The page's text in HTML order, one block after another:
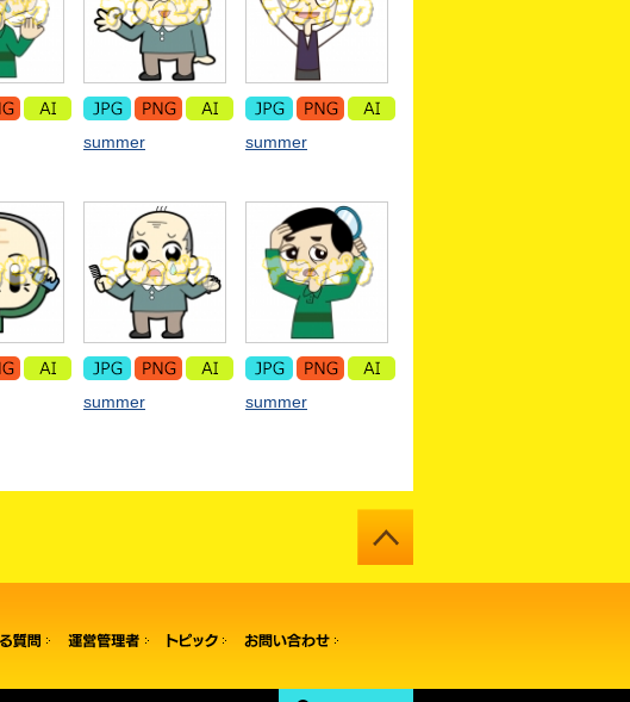
summer summer
summer summer